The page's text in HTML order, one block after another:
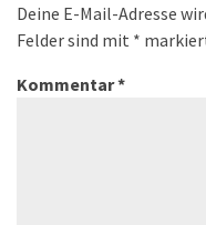
Deine E-Mail-Adresse
Felder sind mit *
Kommentar*